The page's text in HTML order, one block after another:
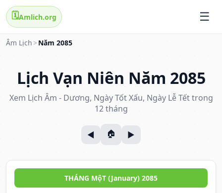
🗓️Amlich.org
Âm Lịch > Năm 2085
Lịch Vạn Niên Năm 2085
Xem Lịch Âm - Dương, Ngày Tốt Xấu, Ngày Lễ Tết trong
12 tháng
THÁNG MộT (January) 2085